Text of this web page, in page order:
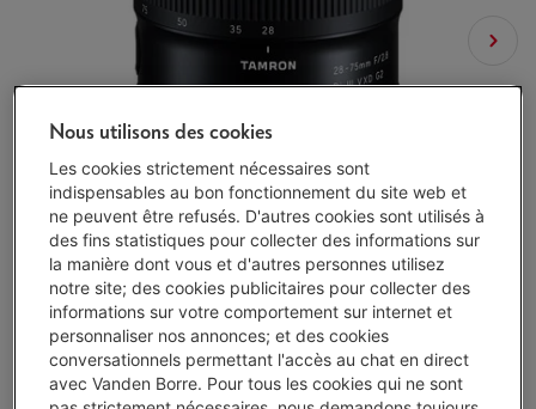
Nous utilisons des cookies
Les cookies strictement nécessaires sont
indispensables au bon fonctionnement du site web et
ne peuvent être refusés. D'autres cookies sont utilisés à
des fins statistiques pour collecter des informations sur
la manière dont vous et d'autres personnes utilisez
notre site; des cookies publicitaires pour collecter des
informations sur votre comportement sur internet et
personnaliser nos annonces; et des cookies
conversationnels permettant l'accès au chat en direct
avec Vanden Borre. Pour tous les cookies qui ne sont